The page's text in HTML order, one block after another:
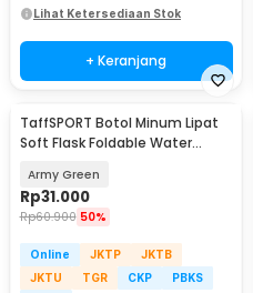
Lihat Ketersediaan Stok
+ Keranjang
TaffSPORT Botol Minum Lipat
Soft Flask Foldable Water
Army Green
Rp31.000
Rp60.900 50%
Online JKTP
JKTB
JKTU
TGR CKP
PBKS